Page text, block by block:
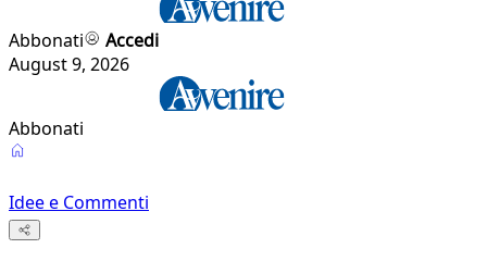
Abbonati
Accedi
August 9, 2026
Abbonati
Idee e Commenti